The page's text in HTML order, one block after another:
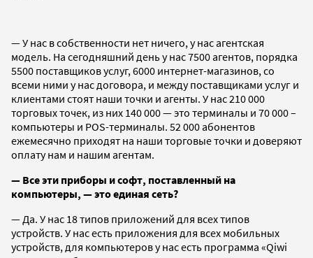
— У нас в собственности нет ничего, у нас агентская
модель. На сегодняшний день у нас 7500 агентов, порядка
5500 поставщиков услуг, 6000 интернет-магазинов, со
всеми ними у нас договора, и между поставщиками услуг и
клиентами стоят наши точки и агенты. У нас 210 000
торговых точек, из них 140 000 — это терминалы и 70 000 –
компьютеры и POS-терминалы. 52 000 абонентов
ежемесячно приходят на наши торговые точки и доверяют
оплату нам и нашим агентам.
— Все эти приборы и софт, поставленный на
компьютеры, — это единая сеть?
— Да. У нас 18 типов приложений для всех типов
устройств. У нас есть приложения для всех мобильных
устройств, для компьютеров у нас есть программа «Qiwi